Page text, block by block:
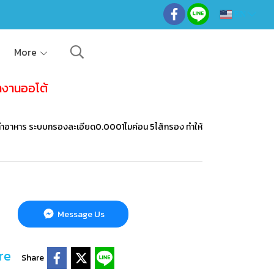
EN
More
านออโต้
าหาร ระบบกรองละเอียด0.0001ไมค่อน 5ไส้กรอง ทำให้
Message Us
Share